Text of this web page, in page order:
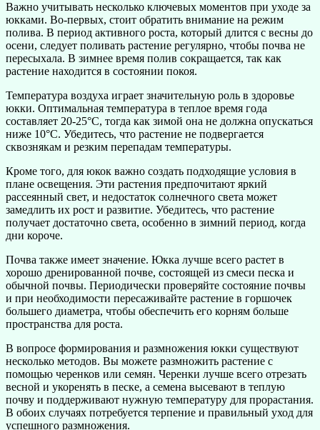
Важно учитывать несколько ключевых моментов при уходе за
юкками. Во-первых, стоит обратить внимание на режим
полива. В период активного роста, который длится с весны до
осени, следует поливать растение регулярно, чтобы почва не
пересыхала. В зимнее время полив сокращается, так как
растение находится в состоянии покоя.
Температура воздуха играет значительную роль в здоровье
юкки. Оптимальная температура в теплое время года
составляет 20-25°C, тогда как зимой она не должна опускаться
ниже 10°C. Убедитесь, что растение не подвергается
сквознякам и резким перепадам температуры.
Кроме того, для юкок важно создать подходящие условия в
плане освещения. Эти растения предпочитают яркий
рассеянный свет, и недостаток солнечного света может
замедлить их рост и развитие. Убедитесь, что растение
получает достаточно света, особенно в зимний период, когда
дни короче.
Почва также имеет значение. Юкка лучше всего растет в
хорошо дренированной почве, состоящей из смеси песка и
обычной почвы. Периодически проверяйте состояние почвы
и при необходимости пересаживайте растение в горшочек
большего диаметра, чтобы обеспечить его корням больше
пространства для роста.
В вопросе формирования и размножения юкки существуют
несколько методов. Вы можете размножить растение с
помощью черенков или семян. Черенки лучше всего отрезать
весной и укоренять в песке, а семена высевают в теплую
почву и поддерживают нужную температуру для прорастания.
В обоих случаях потребуется терпение и правильный уход для
успешного размножения.